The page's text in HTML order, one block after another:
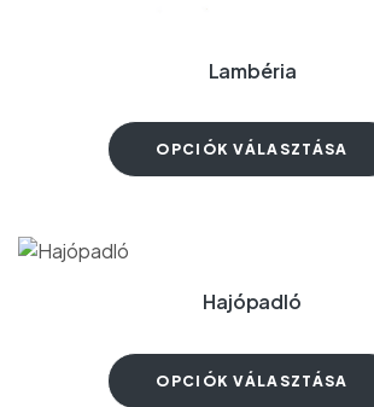
Lambéria
OPCIÓK VÁLASZTÁSA
Hajópadló
OPCIÓK VÁLASZTÁSA